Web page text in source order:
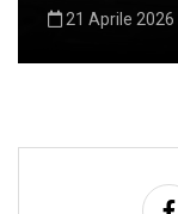
l
21 Aprile 2026